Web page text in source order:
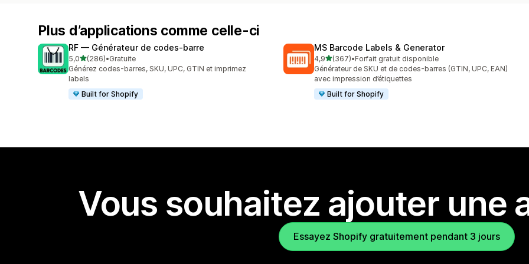
Plus d’applications comme celle-ci
RF — Générateur de codes‑barre
5,0étoile(s) sur 5
(286)
286 avis au total
•Gratuite
Générez codes-barres, SKU, UPC, GTIN et imprimez
labels
Built for Shopify
MS Barcode Labels & Generator
4,9étoile(s) sur 5
(367)
367 avis au total
•Forfait gratuit disponible
Générateur de SKU et de codes-barres (GTIN, UPC, EAN)
avec impression d’étiquettes
Built for Shopify
Vous souhaitez ajouter une
Essayez Shopify gratuitement pendant 3 jours